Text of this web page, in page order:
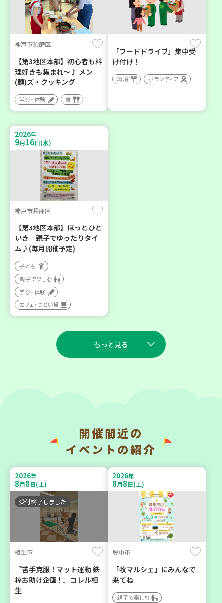
神戸市須磨区
【第3地区本部】初心者も料
理好きも集まれ～♪ メン
(麺)ズ・クッキング
学び・体験 食
「フードドライブ」集中受
け付け！
環境 ボランティア
2026年
9月16日(水)
神戸市兵庫区
【第3地区本部】ほっとひと
いき 親子でゆったりタイ
ム♪(毎月開催予定)
子ども
親子で楽しむ
学び・体験
カフェ・つどい場
もっと見る
神戸市長田区
で遊ぼう♪ 親子で楽しい
夏祭り
親子で楽しむ
神戸市東灘区
ティールームすみれ会」
（毎月第2金曜日）
カフェ・つどい場
9月23日(水) 9月10日(木)
開催間近の
イベントの紹介
2026年
8月8日(土)
受付終了しました
相生市
『苦手克服！マット運動 鉄
棒お助け企画！』コレル相
生
2026年
8月8日(土)
豊中市
「牧マルシェ」にみんなで
来てね
親子で楽しむ